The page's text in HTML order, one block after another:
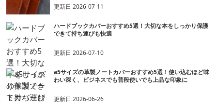
更新日2026-07-11
ハードブックカバーおすすめ5選！大切な本をしっかり保護
できて持ち運びも快適
更新日2026-07-10
a5サイズの革製ノートカバーおすすめ5選！使い込むほど味
わい深く、ビジネスでも普段使いでも上品な印象に
更新日2026-06-26